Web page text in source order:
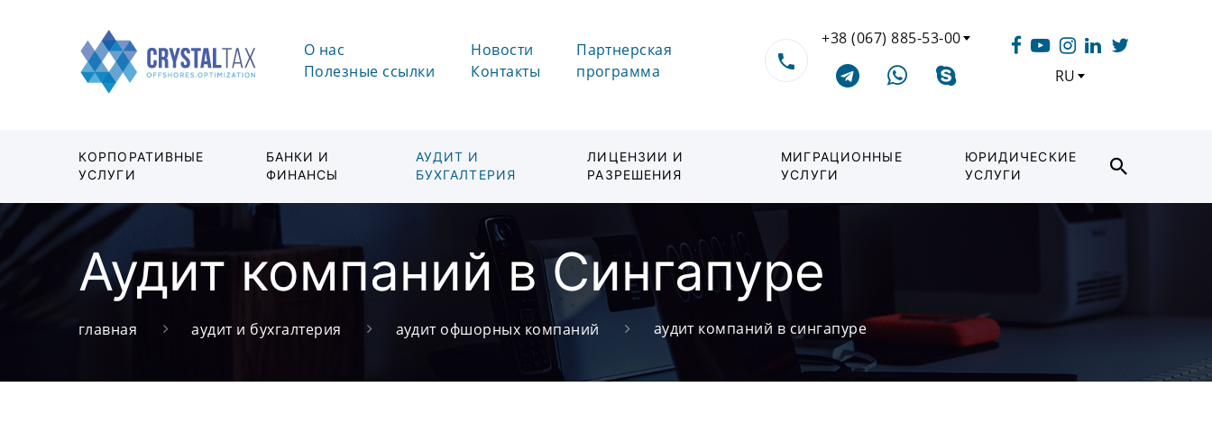
О нас
Полезные ссылки
Новости
Контакты
Партнерская
программа
+38 (067) 885-53-00
RU
КОРПОРАТИВНЫЕ
УСЛУГИ
БАНКИ И
ФИНАНСЫ
АУДИТ И
БУХГАЛТЕРИЯ
ЛИЦЕНЗИИ И
РАЗРЕШЕНИЯ
МИГРАЦИОННЫЕ
УСЛУГИ
ЮРИДИЧЕСКИЕ
УСЛУГИ
Аудит компаний в Сингапуре
главная аудит и бухгалтерия аудит офшорных компаний аудит компаний в сингапуре